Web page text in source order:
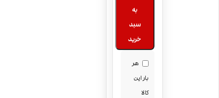
به
سبد
خرید
هر
بار این
کالا